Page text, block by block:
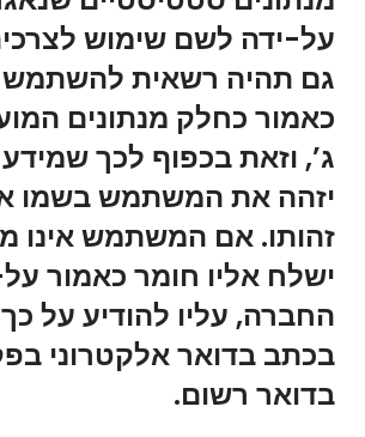
על-ידה לשם שימוש
גם תהיה רשאית להשתמש
כאמור כחלק מנתונים
ג’, וזאת בכפוף לכך
יזהה את המשתמש בשמו
זהותו. אם המשתמש אינו
ישלח אליו חומר כאמור
החברה, עליו להודיע על
בכתב בדואר אלקטרוני
בדואר רשום.